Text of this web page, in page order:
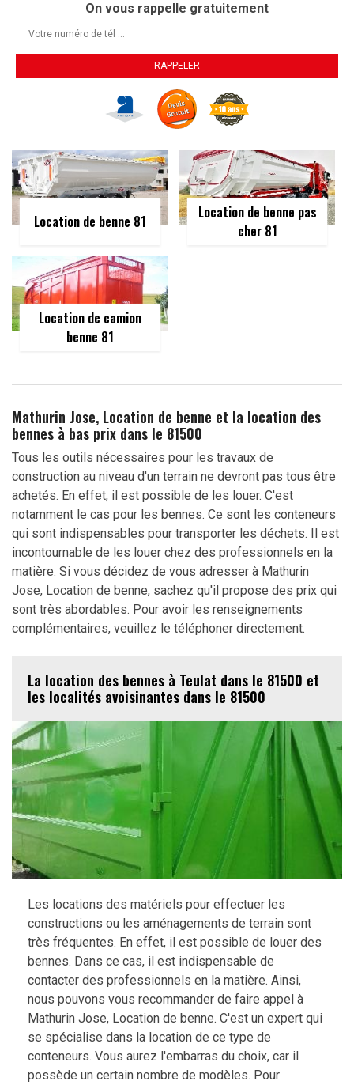
On vous rappelle gratuitement
Location de benne 81
Location de benne pas
cher 81
Location de camion
benne 81
Mathurin Jose, Location de benne et la location des
bennes à bas prix dans le 81500
Tous les outils nécessaires pour les travaux de
construction au niveau d'un terrain ne devront pas tous être
achetés. En effet, il est possible de les louer. C'est
notamment le cas pour les bennes. Ce sont les conteneurs
qui sont indispensables pour transporter les déchets. Il est
incontournable de les louer chez des professionnels en la
matière. Si vous décidez de vous adresser à Mathurin
Jose, Location de benne, sachez qu'il propose des prix qui
sont très abordables. Pour avoir les renseignements
complémentaires, veuillez le téléphoner directement.
La location des bennes à Teulat dans le 81500 et
les localités avoisinantes dans le 81500
Les locations des matériels pour effectuer les
constructions ou les aménagements de terrain sont
très fréquentes. En effet, il est possible de louer des
bennes. Dans ce cas, il est indispensable de
contacter des professionnels en la matière. Ainsi,
nous pouvons vous recommander de faire appel à
Mathurin Jose, Location de benne. C'est un expert qui
se spécialise dans la location de ce type de
conteneurs. Vous aurez l'embarras du choix, car il
possède un certain nombre de modèles. Pour